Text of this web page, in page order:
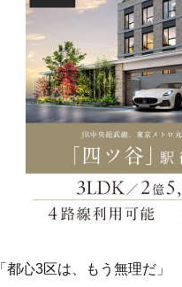
「都心3区は、もう無理だ」